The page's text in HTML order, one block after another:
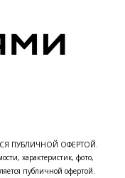
ПУБЛИЧНОЙ ОФЕРТОЙ.
характеристик, фото,
публичной офертой.